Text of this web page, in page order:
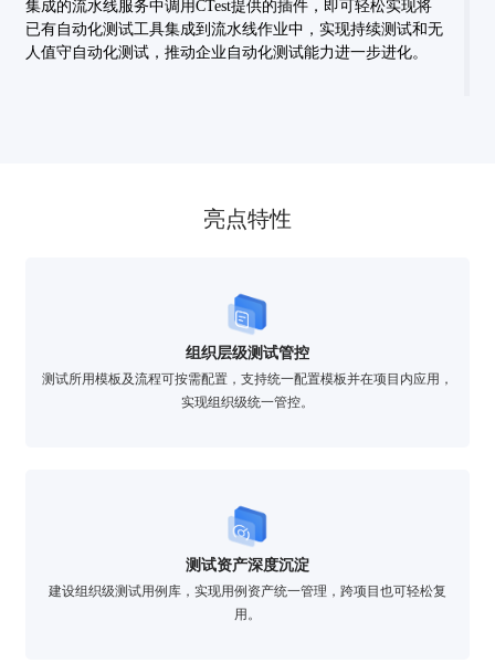
集成的流水线服务中调用CTest提供的插件，即可轻松实现将
已有自动化测试工具集成到流水线作业中，实现持续测试和无
人值守自动化测试，推动企业自动化测试能力进一步进化。
亮点特性
组织层级测试管控
测试所用模板及流程可按需配置，支持统一配置模板并在项目内应用，
实现组织级统一管控。
测试资产深度沉淀
建设组织级测试用例库，实现用例资产统一管理，跨项目也可轻松复
用。